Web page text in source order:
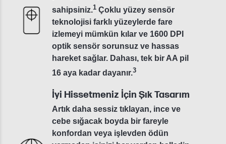
sahipsiniz.1 Çoklu yüzey sensör
teknolojisi farklı yüzeylerde fare
izlemeyi mümkün kılar ve 1600 DPI
optik sensör sorunsuz ve hassas
hareket sağlar. Dahası, tek bir AA pil
16 aya kadar dayanır.3
İyi Hissetmeniz İçin Şık Tasarım
Artık daha sessiz tıklayan, ince ve
cebe sığacak boyda bir fareyle
konfordan veya işlevden ödün